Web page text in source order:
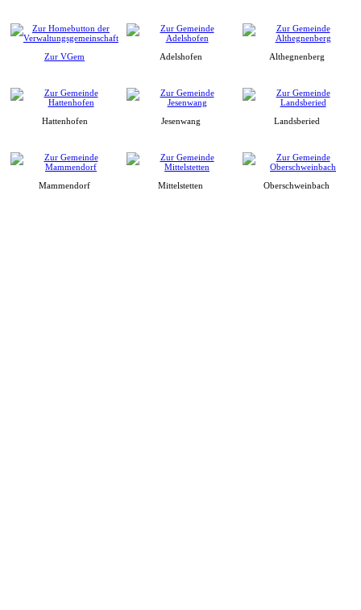
Zur VGem Adelshofen Althegnenberg
Hattenhofen Jesenwang Landsberied
Mammendorf Mittelstetten Oberschweinbach